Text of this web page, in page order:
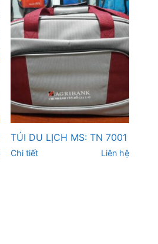
TÚI DU LỊCH MS: TN 7001
Chi tiết Liên hệ